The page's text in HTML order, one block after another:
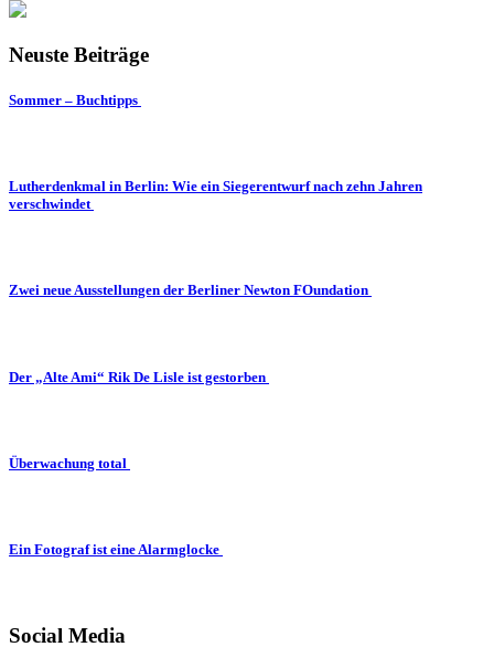
Neuste Beiträge
Sommer – Buchtipps
Lutherdenkmal in Berlin: Wie ein Siegerentwurf nach zehn Jahren
verschwindet
Zwei neue Ausstellungen der Berliner Newton FOundation
Der „Alte Ami“ Rik De Lisle ist gestorben
Überwachung total
Ein Fotograf ist eine Alarmglocke
Social Media